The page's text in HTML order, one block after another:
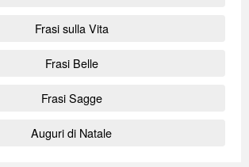
Frasi sulla Vita
Frasi Belle
Frasi Sagge
Auguri di Natale